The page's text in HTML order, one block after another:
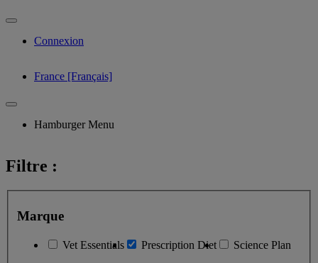
Connexion
France [Français]
Hamburger Menu
Filtre :
Marque
Vet Essentials Prescription Diet Science Plan